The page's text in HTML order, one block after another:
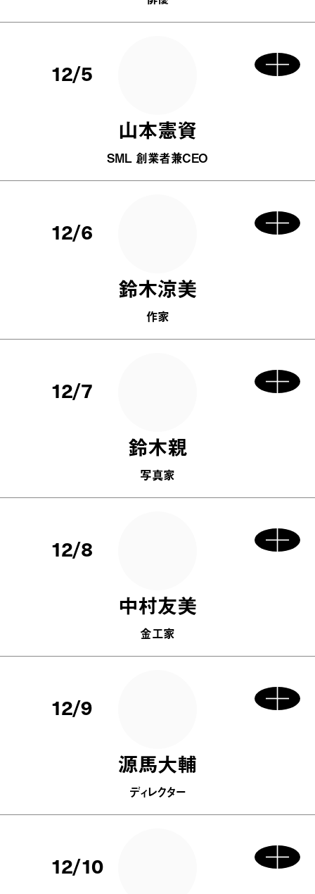
12/5
山本憲資
SML 創業者兼CEO
12/6
鈴木涼美
作家
12/7
鈴木親
写真家
12/8
中村友美
金工家
12/9
源馬大輔
ディレクター
12/10